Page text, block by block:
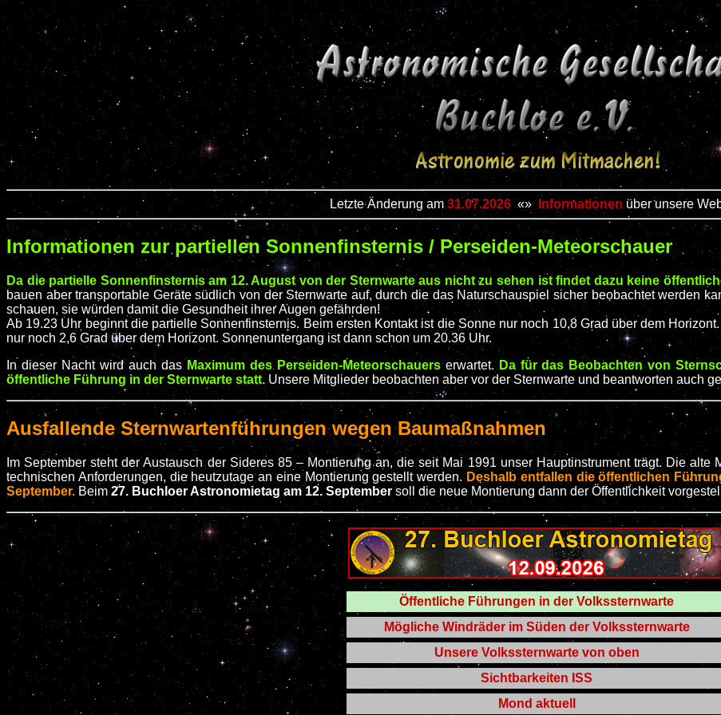
Letzte Änderung am 31.07.2026«» Informationen über unsere
Informationen zur partiellen Sonnenfinsternis / Perseiden-Meteorschauer
Da die partielle Sonnenfinsternis am 12. August von der Sternwarte aus nicht zu sehen ist findet dazu keine
bauen aber transportable Geräte südlich von der Sternwarte auf, durch die das Naturschauspiel sicher beobachtet werden
schauen, sie würden damit die Gesundheit ihrer Augen gefährden!
Ab 19.23 Uhr beginnt die partielle Sonnenfinsternis. Beim ersten Kontakt ist die Sonne nur noch 10,8 Grad über dem
nur noch 2,6 Grad über dem Horizont. Sonnenuntergang ist dann schon um 20.36 Uhr.
In dieser Nacht wird auch das Maximum des Perseiden-Meteorschauerserwartet. Da für das Beobachten von
öffentliche Führung in der Sternwarte statt.Unsere Mitglieder beobachten aber vor der Sternwarte und beantworten auch
Ausfallende Sternwartenführungen wegen Baumaßnahmen
Im September steht der Austausch der Sideres 85 – Montierung an, die seit Mai 1991 unser Hauptinstrument trägt. Die
technischen Anforderungen, die heutzutage an eine Montierung gestellt werden. Deshalb entfallen die öffentlichen
September.Beim27. Buchloer Astronomietag am 12. September soll die neue Montierung dann der Öffentlichkeit
Öffentliche Führungen in der Volkssternwarte
Mögliche Windräder im Süden der Volkssternwarte
Unsere Volkssternwarte von oben
Sichtbarkeiten ISS
Mond aktuell